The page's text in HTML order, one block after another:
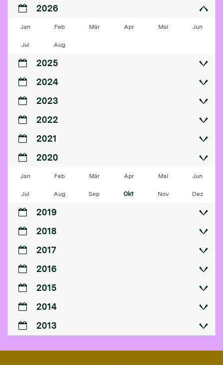
2026
Jan Feb Mär Apr Mai Jun
Jul Aug
2025
2024
2023
2022
2021
2020
Jan Feb Mär Apr Mai Jun
Jul Aug Sep Okt Nov Dez
2019
2018
2017
2016
2015
2014
2013